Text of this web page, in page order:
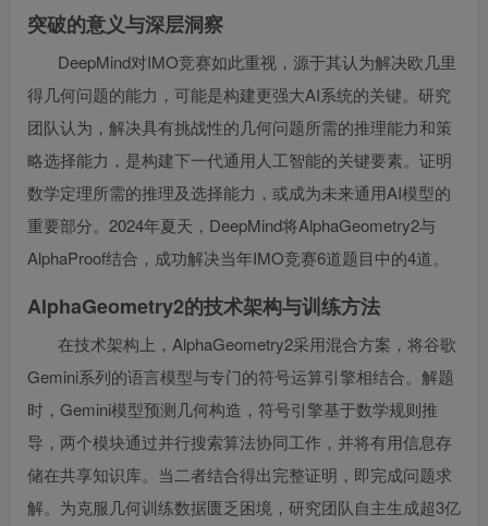
突破的意义与深层洞察
DeepMind对IMO竞赛如此重视，源于其认为解决欧几里
得几何问题的能力，可能是构建更强大AI系统的关键。研究
团队认为，解决具有挑战性的几何问题所需的推理能力和策
略选择能力，是构建下一代通用人工智能的关键要素。证明
数学定理所需的推理及选择能力，或成为未来通用AI模型的
重要部分。2024年夏天，DeepMind将AlphaGeometry2与
AlphaProof结合，成功解决当年IMO竞赛6道题目中的4道。
AlphaGeometry2的技术架构与训练方法
在技术架构上，AlphaGeometry2采用混合方案，将谷歌
Gemini系列的语言模型与专门的符号运算引擎相结合。解题
时，Gemini模型预测几何构造，符号引擎基于数学规则推
导，两个模块通过并行搜索算法协同工作，并将有用信息存
储在共享知识库。当二者结合得出完整证明，即完成问题求
解。为克服几何训练数据匮乏困境，研究团队自主生成超3亿